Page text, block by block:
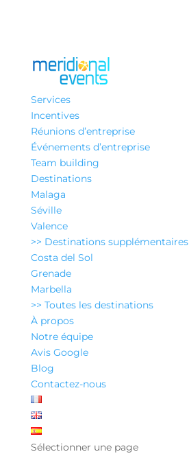
Services
Incentives
Réunions d’entreprise
Événements d’entreprise
Team building
Destinations
Malaga
Séville
Valence
>> Destinations supplémentaires
Costa del Sol
Grenade
Marbella
>> Toutes les destinations
À propos
Notre équipe
Avis Google
Blog
Contactez-nous
Sélectionner une page